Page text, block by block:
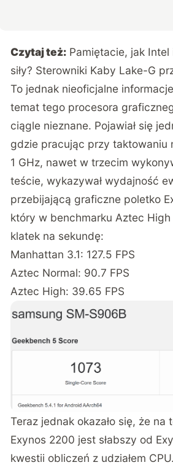
Czytaj też: Pamiętacie, jak Intel
siły? Sterowniki Kaby Lake-G
To jednak nieoficjalne
temat tego procesora
ciągle nieznane. Pojawiał się
gdzie pracując przy taktowaniu
1 GHz, nawet w trzecim
teście, wykazywał wydajność
przebijającą graficzne poletko
który w benchmarku Aztec High
klatek na sekundę:
Manhattan 3.1: 127.5 FPS
Aztec Normal: 90.7 FPS
Aztec High: 39.65 FPS
Teraz jednak okazało się, że na
Exynos 2200 jest słabszy od
kwestii obliczeń z udziałem